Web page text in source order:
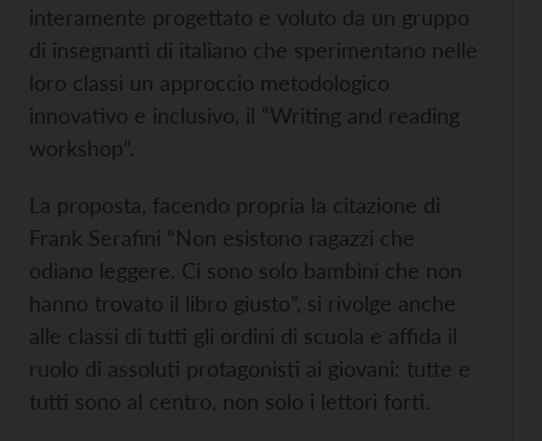
interamente progettato e voluto da un gruppo
di insegnanti di italiano che sperimentano nelle
loro classi un approccio metodologico
innovativo e inclusivo, il “Writing and reading
workshop”.
La proposta, facendo propria la citazione di
Frank Serafini “Non esistono ragazzi che
odiano leggere. Ci sono solo bambini che non
hanno trovato il libro giusto”, si rivolge anche
alle classi di tutti gli ordini di scuola e affida il
ruolo di assoluti protagonisti ai giovani: tutte e
tutti sono al centro, non solo i lettori forti.